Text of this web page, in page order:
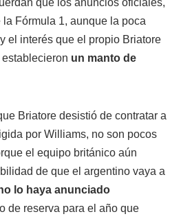
que los anuncios oficiales,
Fórmula 1, aunque la poca
el interés que el propio Briatore
un manto de
Briatore desistió de contratar a
por Williams, no son pocos
el equipo británico aún
de que el argentino vaya a
lo haya anunciado
de reserva para el año que